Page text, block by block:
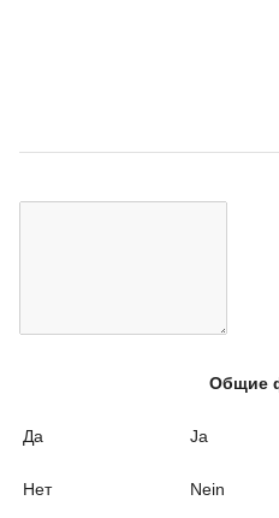
Общие
Да Ja
Нет Nein